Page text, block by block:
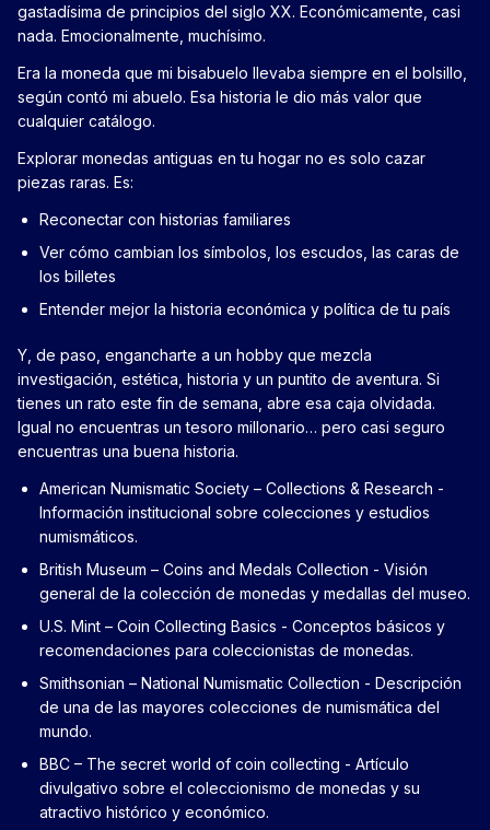
gastadísima de principios del siglo XX. Económicamente, casi
nada. Emocionalmente, muchísimo.
Era la moneda que mi bisabuelo llevaba siempre en el bolsillo,
según contó mi abuelo. Esa historia le dio más valor que
cualquier catálogo.
Explorar monedas antiguas en tu hogar no es solo cazar
piezas raras. Es:
Reconectar con historias familiares
Ver cómo cambian los símbolos, los escudos, las caras de
los billetes
Entender mejor la historia económica y política de tu país
Y, de paso, engancharte a un hobby que mezcla
investigación, estética, historia y un puntito de aventura. Si
tienes un rato este fin de semana, abre esa caja olvidada.
Igual no encuentras un tesoro millonario… pero casi seguro
encuentras una buena historia.
American Numismatic Society – Collections & Research -
Información institucional sobre colecciones y estudios
numismáticos.
British Museum – Coins and Medals Collection - Visión
general de la colección de monedas y medallas del museo.
U.S. Mint – Coin Collecting Basics - Conceptos básicos y
recomendaciones para coleccionistas de monedas.
Smithsonian – National Numismatic Collection - Descripción
de una de las mayores colecciones de numismática del
mundo.
BBC – The secret world of coin collecting - Artículo
divulgativo sobre el coleccionismo de monedas y su
atractivo histórico y económico.